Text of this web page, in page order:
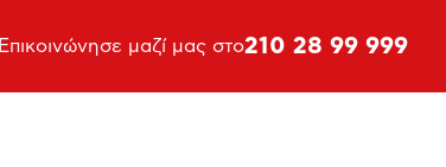
Επικοινώνησε μαζί μας στο210 28 99 999